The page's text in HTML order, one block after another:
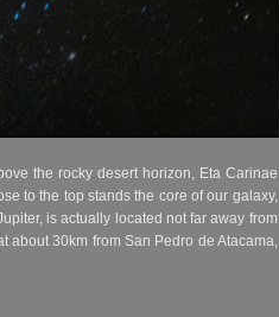
the rocky desert horizon, Eta Carinae
to the top stands the core of our galaxy,
is actually located not far away from
about 30km from San Pedro de Atacama,